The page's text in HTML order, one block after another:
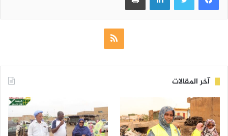
ملخص
آخر المقالات